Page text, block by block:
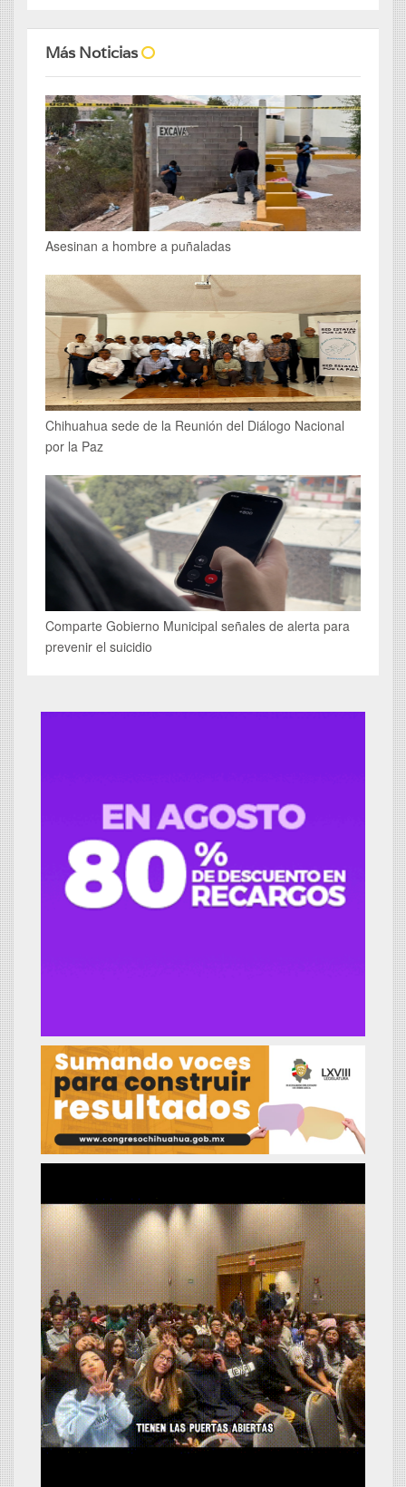
Más Noticias
Asesinan a hombre a puñaladas
Chihuahua sede de la Reunión del Diálogo Nacional
por la Paz
Comparte Gobierno Municipal señales de alerta para
prevenir el suicidio